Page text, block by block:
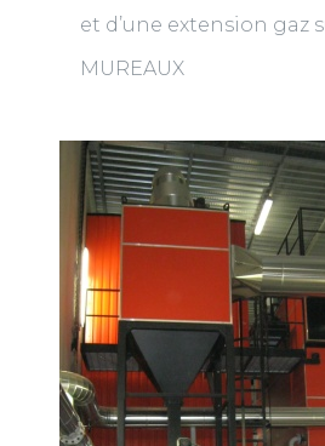
et d’une extension gaz
MUREAUX